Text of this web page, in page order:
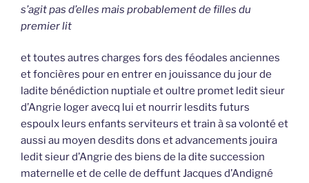
s’agit pas d’elles mais probablement de filles du
premier lit
et toutes autres charges fors des féodales anciennes
et foncières pour en entrer en jouissance du jour de
ladite bénédiction nuptiale et oultre promet ledit sieur
d’Angrie loger avecq lui et nourrir lesdits futurs
espoulx leurs enfants serviteurs et train à sa volonté et
aussi au moyen desdits dons et advancements jouira
ledit sieur d’Angrie des biens de la dite succession
maternelle et de celle de deffunt Jacques d’Andigné